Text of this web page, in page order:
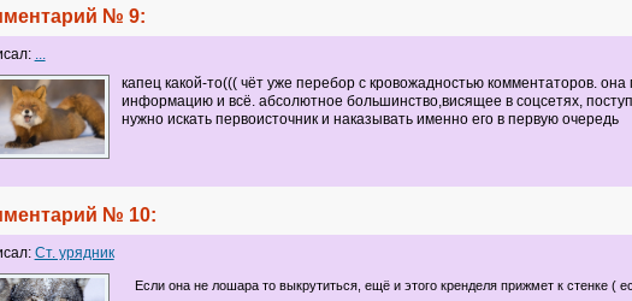
№ 9:
...
капец какой-то((( чёт уже перебор с кровожадностью комментаторов. она
информацию и всё. абсолютное большинство,висящее в соцсетях,
нужно искать первоисточник и наказывать именно его в первую очередь
№ 10:
Ст. урядник
Если она не лошара то выкрутиться, ещё и этого кренделя прижмет к стенке (